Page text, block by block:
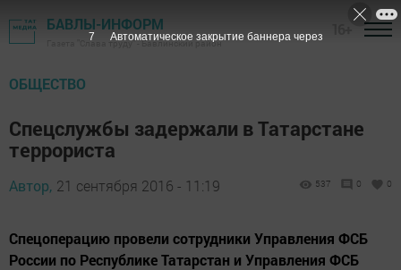
БАВЛЫ-ИНФОРМ
Газета "Слава труду" - Бавлинский район
ОБЩЕСТВО
Спецслужбы задержали в Татарстане
террориста
Автор, 21 сентября 2016 - 11:19 537 0 0
Спецоперацию провели сотрудники Управления ФСБ
России по Республике Татарстан и Управления ФСБ
6 Автоматическое закрытие баннера через